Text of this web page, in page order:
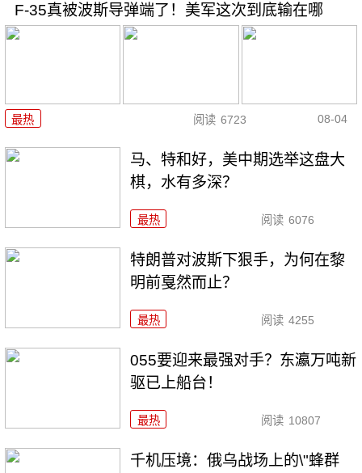
F-35真被波斯导弹端了！美军这次到底输在哪
最热 阅读 6723 08-04
马、特和好，美中期选举这盘大
棋，水有多深？
最热 阅读 6076
特朗普对波斯下狠手，为何在黎
明前戛然而止？
最热 阅读 4255
055要迎来最强对手？东瀛万吨新
驱已上船台！
最热 阅读 10807
千机压境：俄乌战场上的\"蜂群